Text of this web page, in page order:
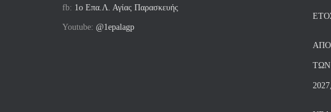
fb: 1ο Επα.Λ. Αγίας Παρασκευής
Youtube: @1epalagp
ΤΩΝ